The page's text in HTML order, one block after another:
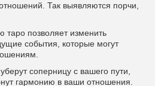
Так выявляются порчи,
позволяет изменить
события, которые могут
соперницу с вашего пути,
гармонию в ваши отношения.